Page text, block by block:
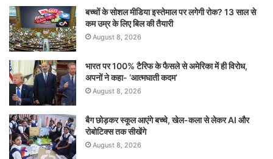
बच्चों के सोशल मीडिया इस्तेमाल पर लगेगी रोक? 13 साल से
कम उम्र के लिए बिल की तैयारी
August 8, 2026
भारत पर 100% टैरिफ के फैसले से अमेरिका में ही विरोध,
अपनों ने कहा- ‘आत्मघाती कदम’
August 8, 2026
बैग छोड़कर स्कूल आएंगे बच्चे, खेल-कला से लेकर AI और
रोबोटिक्स तक सीखेंगे
August 8, 2026